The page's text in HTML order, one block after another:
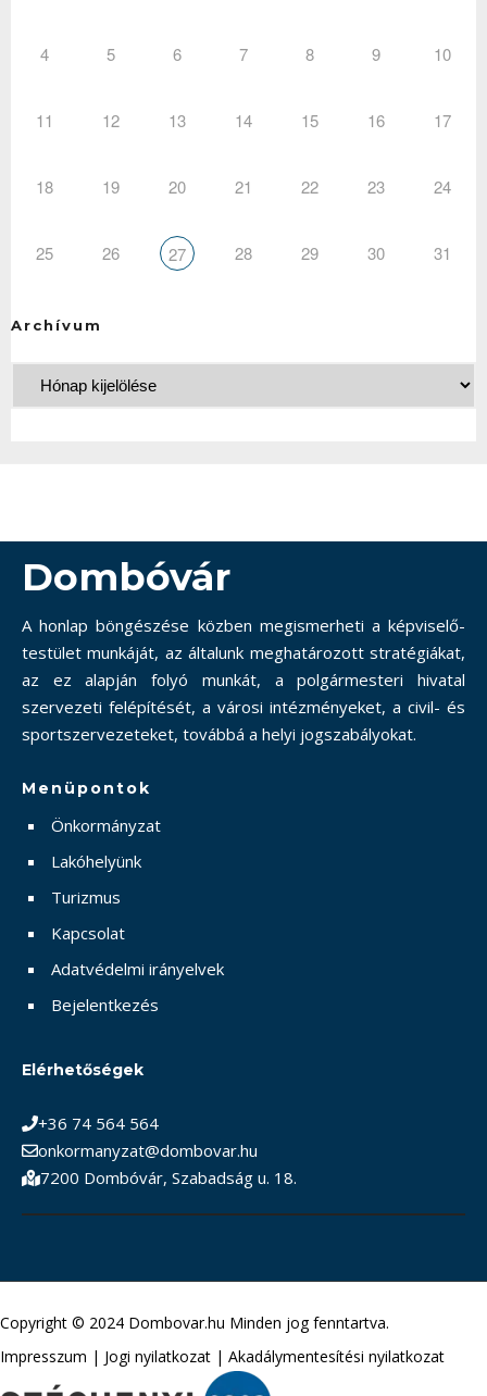
4 5 6 7 8 9 10
11 12 13 14 15 16 17
18 19 20 21 22 23 24
25 26 27 28 29 30 31
Archívum
Dombóvár
A honlap böngészése közben megismerheti a képviselő-
testület munkáját, az általunk meghatározott stratégiákat,
az ez alapján folyó munkát, a polgármesteri hivatal
szervezeti felépítését, a városi intézményeket, a civil- és
sportszervezeteket, továbbá a helyi jogszabályokat.
Menüpontok
Önkormányzat
Lakóhelyünk
Turizmus
Kapcsolat
Adatvédelmi irányelvek
Bejelentkezés
Elérhetőségek
+36 74 564 564
onkormanyzat@dombovar.hu
7200 Dombóvár, Szabadság u. 18.
Copyright © 2024 Dombovar.hu Minden jog fenntartva.
Impresszum | Jogi nyilatkozat | Akadálymentesítési nyilatkozat